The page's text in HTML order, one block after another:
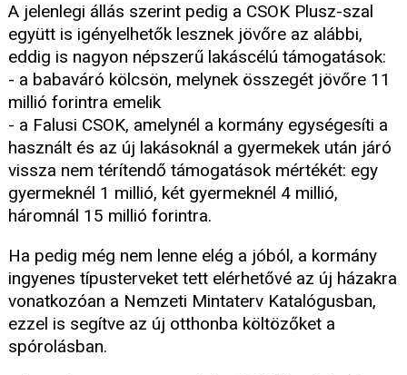
A jelenlegi állás szerint pedig a CSOK Plusz-szal
együtt is igényelhetők lesznek jövőre az alábbi,
eddig is nagyon népszerű lakáscélú támogatások:
- a babaváró kölcsön, melynek összegét jövőre 11
millió forintra emelik
- a Falusi CSOK, amelynél a kormány egységesíti a
használt és az új lakásoknál a gyermekek után járó
vissza nem térítendő támogatások mértékét: egy
gyermeknél 1 millió, két gyermeknél 4 millió,
háromnál 15 millió forintra.
Ha pedig még nem lenne elég a jóból, a kormány
ingyenes típusterveket tett elérhetővé az új házakra
vonatkozóan a Nemzeti Mintaterv Katalógusban,
ezzel is segítve az új otthonba költözőket a
spórolásban.